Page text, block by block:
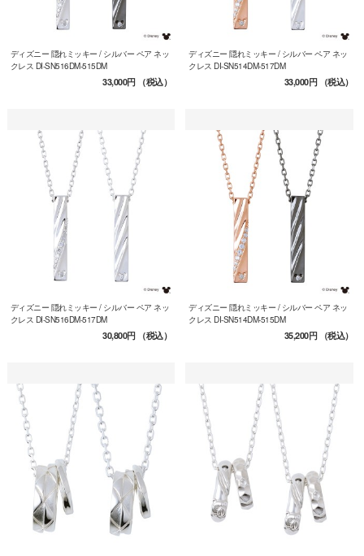
ディズニー 隠れミッキー / シルバー ペア ネッ
クレス DI-SN516DM-515DM
33,000円（税込）
ディズニー 隠れミッキー / シルバー ペア ネッ
クレス DI-SN514DM-517DM
33,000円（税込）
ディズニー 隠れミッキー / シルバー ペア ネッ
クレス DI-SN516DM-517DM
30,800円（税込）
ディズニー 隠れミッキー / シルバー ペア ネッ
クレス DI-SN514DM-515DM
35,200円（税込）